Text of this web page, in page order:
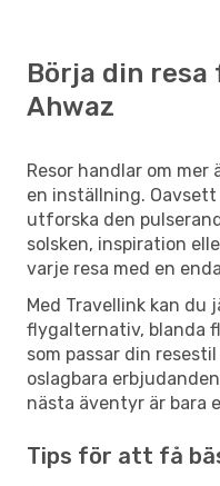
Börja din
Ahwaz
Resor handlar om
en inställning.
utforska den
solsken, inspiration
varje resa med en
Med Travellink kan du
flygalternativ, blanda
som passar din
oslagbara
nästa äventyr är bara
Tips för att få